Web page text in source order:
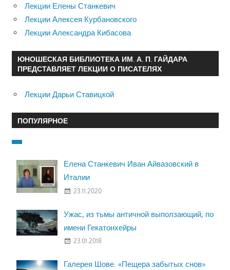
Лекции Елены Станкевич
Лекции Алексея Курбановского
Лекции Александра Кибасова
ЮНОШЕСКАЯ БИБЛИОТЕКА ИМ. А. П. ГАЙДАРА
ПРЕДСТАВЛЯЕТ ЛЕКЦИИ О ПИСАТЕЛЯХ
Лекции Дарьи Ставицкой
ПОПУЛЯРНОЕ
Елена Станкевич Иван Айвазовский в
Италии
23.11.2020
Ужас, из тьмы античной выползающий, по
имени Гекатонхейры
23.01.2018
Галерея Шове. «Пещера забытых снов»